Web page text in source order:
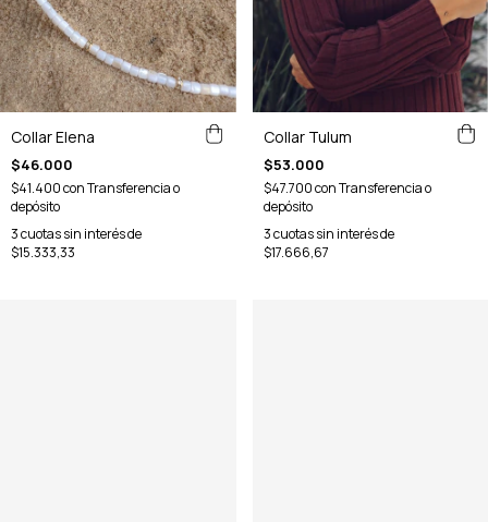
Collar Elena
$46.000
$41.400conTransferencia o
depósito
3cuotas sin interés de
$15.333,33
Collar Tulum
$53.000
$47.700conTransferencia o
depósito
3cuotas sin interés de
$17.666,67